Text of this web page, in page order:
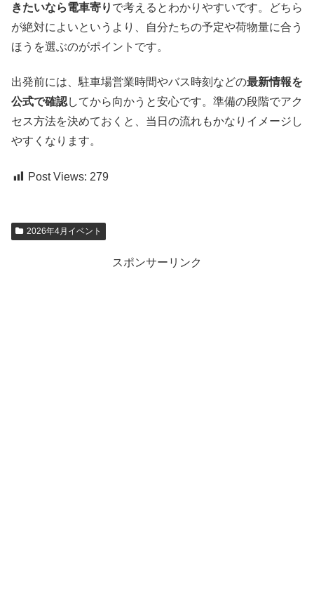
きたいなら電車寄り で考えるとわかりやすいです。どちら
が絶対によいというより、自分たちの予定や荷物量に合う
ほうを選ぶのがポイントです。
出発前には、駐車場営業時間やバス時刻などの最新情報を
公式で確認してから向かうと安心です。準備の段階でアク
セス方法を決めておくと、当日の流れもかなりイメージし
やすくなります。
Post Views: 279
2026年4月イベント
スポンサーリンク